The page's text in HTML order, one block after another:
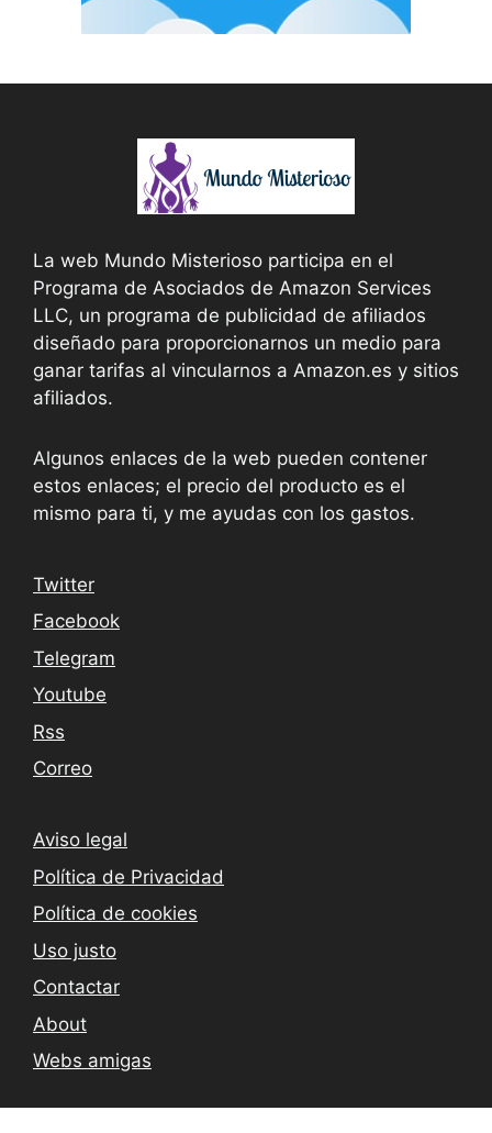
La web Mundo Misterioso participa en el
Programa de Asociados de Amazon Services
LLC, un programa de publicidad de afiliados
diseñado para proporcionarnos un medio para
ganar tarifas al vincularnos a Amazon.es y sitios
afiliados.
Algunos enlaces de la web pueden contener
estos enlaces; el precio del producto es el
mismo para ti, y me ayudas con los gastos.
Twitter
Facebook
Telegram
Youtube
Rss
Correo
Aviso legal
Política de Privacidad
Política de cookies
Uso justo
Contactar
About
Webs amigas